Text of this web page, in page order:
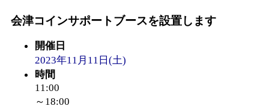
～」 受付期間：～
「みなづる号乗車体
de 健康づくり」
会津コインサポートブースを設置します
開催日
2023年11月11日(土)
時間
11:00
～18:00